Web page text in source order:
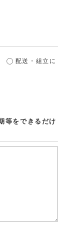
配送・組立に
等をできるだけ